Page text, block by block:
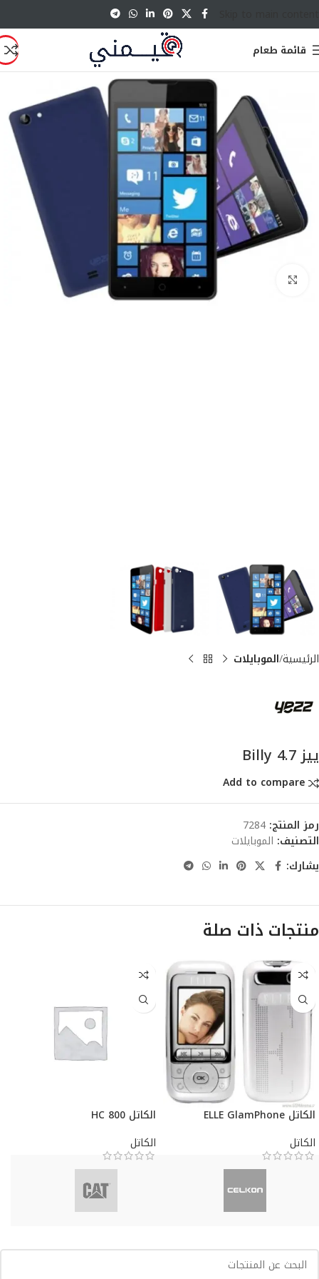
قائمة طعام
الرئيسية الموبايلات
ييز Billy 4.7
Add to compare
رمز المنتج: 7284
التصنيف: الموبايلات
يشارك:
منتجات ذات صلة
الكاتل ELLE GlamPhone
الكاتل
الكاتل HC 800
الكاتل